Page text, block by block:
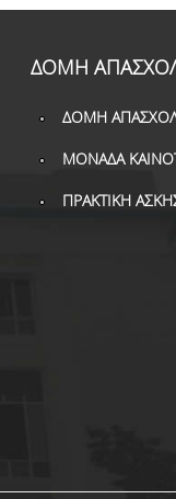
ΔΟΜΗ
ΔΟΜΗ
ΜΟΝΑΔΑ
ΠΡΑΚΤΙΚΗ